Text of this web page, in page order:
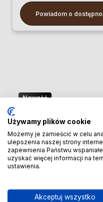
Powiadom o
Nowość
🚢 Bezpośredni
– oszczędzaj
🚆 Importuj taniej!
otrzyma rabat
Używamy plików cookie
Możemy je zamieścić w celu
ulepszenia naszej strony
zapewnienia Państwu
uzyskać więcej informacji na
ustawienia.
Akceptuj wszystko